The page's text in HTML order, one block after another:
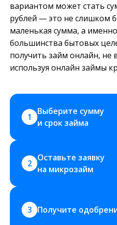
вариантом может стать
рублей — это не слишком
маленькая сумма, а
большинства бытовых
получить займ онлайн, не
используя онлайн займы
1
Выберите сумму
и срок займа
2
Оставьте заявку
на микрозайм
3 Получите